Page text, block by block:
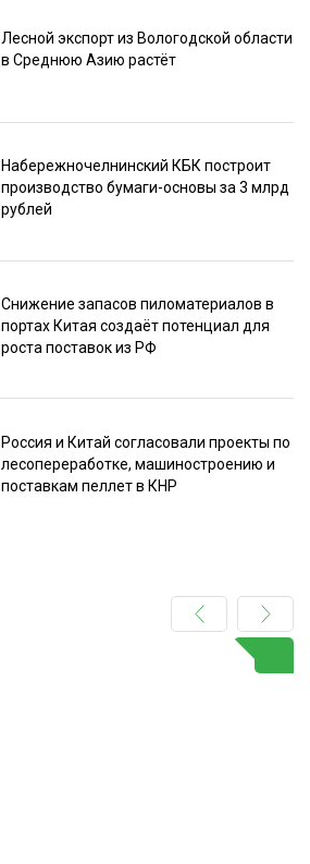
Лесной экспорт из Вологодской области
в Среднюю Азию растёт
Набережночелнинский КБК построит
производство бумаги-основы за 3 млрд
рублей
Снижение запасов пиломатериалов в
портах Китая создаёт потенциал для
роста поставок из РФ
Россия и Китай согласовали проекты по
лесопереработке, машиностроению и
поставкам пеллет в КНР